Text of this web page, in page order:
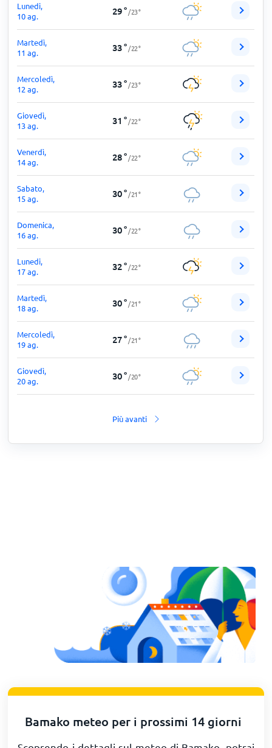
Lunedi,
10 ag.
29° /23°
Martedì,
11 ag.
33° /22°
Mercoledì,
12 ag.
33° /23°
Giovedì,
13 ag.
31 ° /22°
Venerdì,
14 ag.
28° /22°
Sabato,
15 ag.
30° /21°
Domenica,
16 ag.
30° /22°
Lunedi,
17 ag.
32° /22°
Martedì,
18 ag.
30° /21°
Mercoledì,
19 ag.
27° /21°
Giovedì,
20 ag.
30° /20°
Più avanti
Bamako meteo per i prossimi 14 giorni